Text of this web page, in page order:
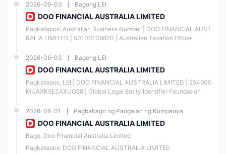
ASIC
DOO
FINAN
CIAL
AUST
RALIA
Invest
ment
Adviso
ry
22265
0
Doo Prime Seychelles Limited, ang kanyang entidad sa Seychelles,
ay awtorisado at regulado ng Seychelles Financial Services Authority
lisensya
PETER ELISH INVESTMENTS SECURITIES, ang kanyang entidad sa
Estados Unidos, ay awtorisado at regulado ng Financial Industry
24409 / SEC: 8-41551,na may lisensyapara sa Financial Service.
2026-06-03 Bagong LEI
DOO FINANCIAL AUSTRALIA LIMITED
Pagkatapos: Australian Business Number | DOO FINANCIAL AUST
RALIA LIMITED | 50100139820 | Australian Taxation Office
2026-06-03 Bagong LEI
DOO FINANCIAL AUSTRALIA LIMITED
Pagkatapos: LEI | DOO FINANCIAL AUSTRALIA LIMITED | 254900
MUAXK5EZAXUO58 | Global Legal Entity Identifier Foundation
2026-06-01 Pagbabago ng Pangalan ng Kumpanya
DOO FINANCIAL AUSTRALIA LIMITED
Bago: Doo Financial Australia Limited
Pagkatapos: DOO FINANCIAL AUSTRALIA LIMITED